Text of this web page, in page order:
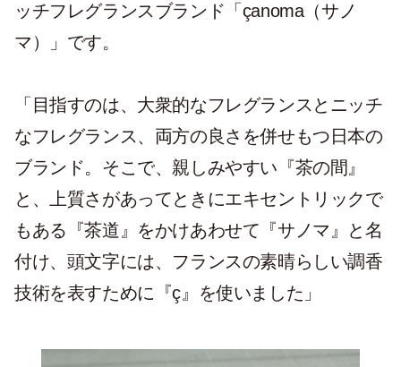
ッチフレグランスブランド「çanoma（サノ
マ）」です。
「目指すのは、大衆的なフレグランスとニッチ
なフレグランス、両方の良さを併せもつ日本の
ブランド。そこで、親しみやすい『茶の間』
と、上質さがあってときにエキセントリックで
もある『茶道』をかけあわせて『サノマ』と名
付け、頭文字には、フランスの素晴らしい調香
技術を表すために『ç』を使いました」